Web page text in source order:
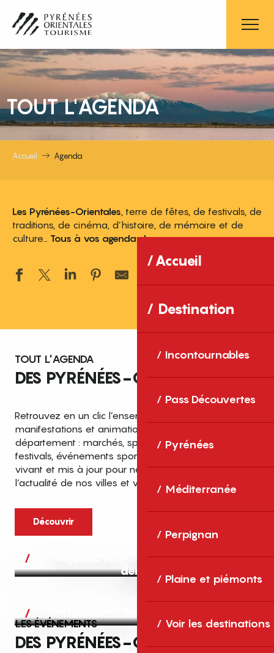
contenu
principal
Accueil
Destination
Incontournables
Pass Découvertes
Pyrénées
Méditerranée
Perpignan
Plaine et piémonts
Voir les destinations
TOUT L'AGENDA
Accueil Agenda
Les Pyrénées-Orientales , terre de fêtes, de festivals, de
traditions, de cinéma, d’histoire, de mémoire et de
culture… Tous à vos agendas !
TOUT L'AGENDA
DES PYRÉNÉES-ORIENTALES
Retrouvez en un clic l’ensemble des fêtes,
manifestations et animations recensées dans le
département : marchés, spectacles, expositions,
festivals, événements sportifs et culturels… un agenda
vivant et mis à jour pour ne rien manquer de
l’actualité de nos villes et villages.
Découvrir
Aujourd’hui, demain et après-
demain
Grands événements
LES ÉVÉNEMENTS
DES PYRÉNÉES-ORIENTALES